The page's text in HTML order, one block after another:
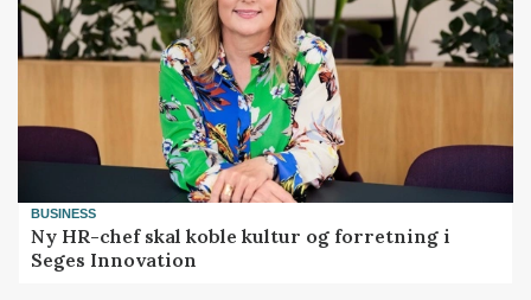
BUSINESS
Ny HR-chef skal koble kultur og forretning i
Seges Innovation